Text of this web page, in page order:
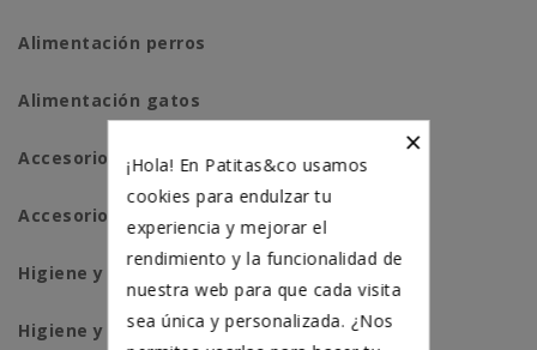
Alimentación perros
Alimentación gatos
Accesorios perros
Accesorios para gatos
Higiene y salud perros
Higiene y salud gatos
×
¡Hola! En Patitas&co usamos
cookies para endulzar tu
experiencia y mejorar el
rendimiento y la funcionalidad de
nuestra web para que cada visita
sea única y personalizada. ¿Nos